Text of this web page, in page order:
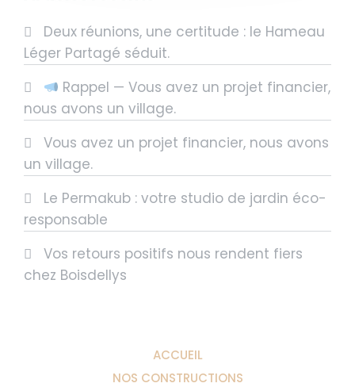
Deux réunions, une certitude : le Hameau
Léger Partagé séduit.
Rappel — Vous avez un projet financier,
nous avons un village.
Vous avez un projet financier, nous avons
un village.
Le Permakub : votre studio de jardin éco-
responsable
Vos retours positifs nous rendent fiers
chez Boisdellys
ACCUEIL
NOS CONSTRUCTIONS